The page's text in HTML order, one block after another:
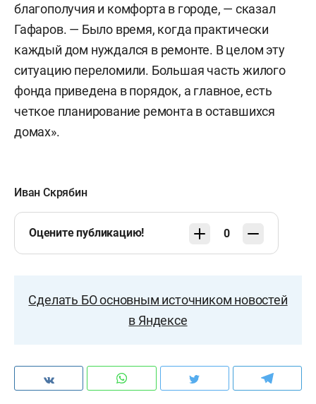
благополучия и комфорта в городе, — сказал
Гафаров. — Было время, когда практически
каждый дом нуждался в ремонте. В целом эту
ситуацию переломили. Большая часть жилого
фонда приведена в порядок, а главное, есть
четкое планирование ремонта в оставшихся
домах».
Иван Скрябин
Оцените публикацию! 0
Сделать БО основным источником новостей
в Яндексе